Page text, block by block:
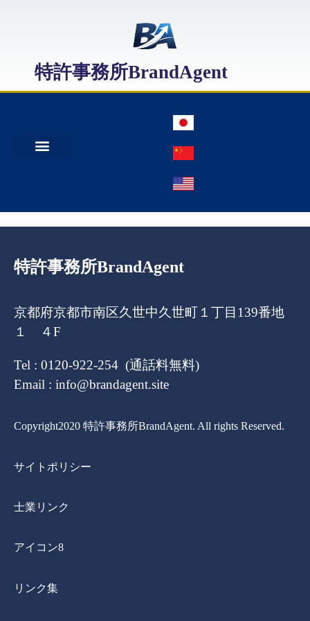
特許事務所BrandAgent
特許事務所BrandAgent
京都府京都市南区久世中久世町１丁目139番地
１ ４F
Tel : 0120-922-254 (通話料無料)
Email : info@brandagent.site
Copyright2020 特許事務所BrandAgent. All rights Reserved.
サイトポリシー
士業リンク
アイコン8
リンク集